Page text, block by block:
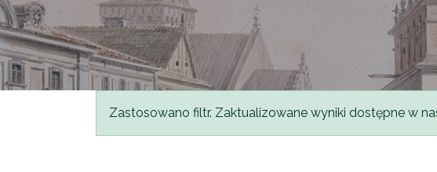
Komunikat
Zastosowano filtr. Zaktualizowane wyniki dostępne w